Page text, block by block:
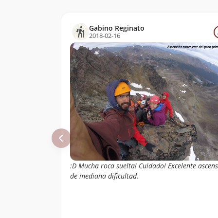
Gabino Reginato
2018-02-16
:D Mucha roca suelta! Cuidado! Excelente
de mediana dificultad.